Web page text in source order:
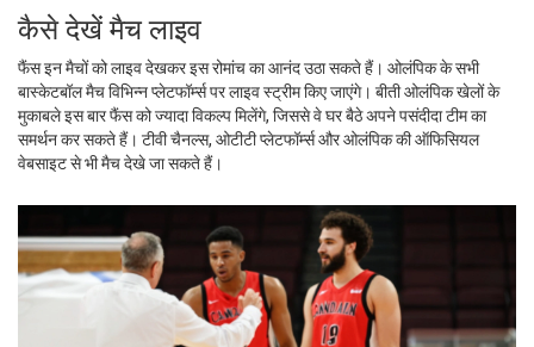
कैसे देखें मैच लाइव
फैंस इन मैचों को लाइव देखकर इस रोमांच का आनंद उठा सकते हैं। ओलंपिक के सभी
बास्केटबॉल मैच विभिन्न प्लेटफॉर्म्स पर लाइव स्ट्रीम किए जाएंगे। बीती ओलंपिक खेलों के
मुकाबले इस बार फैंस को ज्यादा विकल्प मिलेंगे, जिससे वे घर बैठे अपने पसंदीदा टीम का
समर्थन कर सकते हैं। टीवी चैनल्स, ओटीटी प्लेटफॉर्म्स और ओलंपिक की ऑफिसियल
वेबसाइट से भी मैच देखे जा सकते हैं।